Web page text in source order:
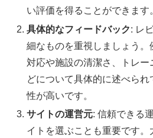
い評価を得ることができます
具体的なフィードバック: レ
細なものを重視しましょう
対応や施設の清潔さ、トレ
どについて具体的に述べら
性が高いです。
サイトの運営元: 信頼できる
イトを選ぶことも重要です